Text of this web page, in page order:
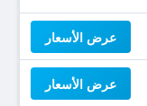
عرض الأسعار
عرض الأسعار